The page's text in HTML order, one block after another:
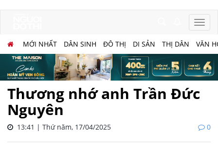
MỚI NHẤT DÂN SINH ĐÔ THỊ DI SẢN THỊ DÂN VĂN
Thương nhớ anh Trần Đức
Nguyên
13:41 | Thứ năm, 17/04/2025 0